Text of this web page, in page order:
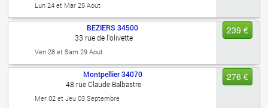
Lun 24 et Mar 25 Aout
239 €
BEZIERS 34500
33 rue de l'olivette
Ven 28 et Sam 29 Aout
276 €
Montpellier34070
48 rue Claude Balbastre
Mer 02 et Jeu 03 Septembre